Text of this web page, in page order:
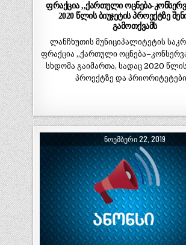
ფრაქცია ,,ქართული ოცნება-
2020 წლის ბიუჯეტის პროექტზე
გამოთქვამს
ლანჩხუთის მუნიციპალიტეტის
ფრაქცია ,,ქართული
სხდომა გაიმართა, სადაც 2020 წლის
პროექტზე და
ᲜᲝᲔᲛᲑᲔᲠᲘ 22, 2019